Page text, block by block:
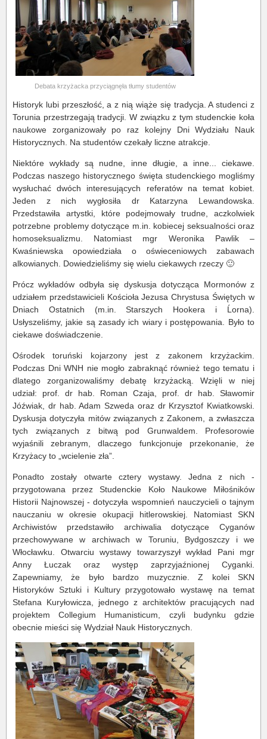
Debata krzyżacka przyciągnęła tłumy studentów
Historyk lubi przeszłość, a z nią wiąże się tradycja. A studenci z
Torunia przestrzegają tradycji. W związku z tym studenckie koła
naukowe zorganizowały po raz kolejny Dni Wydziału Nauk
Historycznych. Na studentów czekały liczne atrakcje.
Niektóre wykłady są nudne, inne długie, a inne... ciekawe.
Podczas naszego historycznego święta studenckiego mogliśmy
wysłuchać dwóch interesujących referatów na temat kobiet.
Jeden z nich wygłosiła dr Katarzyna Lewandowska.
Przedstawiła artystki, które podejmowały trudne, aczkolwiek
potrzebne problemy dotyczące m.in. kobiecej seksualności oraz
homoseksualizmu. Natomiast mgr Weronika Pawlik –
Kwaśniewska opowiedziała o oświeceniowych zabawach
alkowianych. Dowiedzieliśmy się wielu ciekawych rzeczy 🙂
Prócz wykładów odbyła się dyskusja dotycząca Mormonów z
udziałem przedstawicieli Kościoła Jezusa Chrystusa Świętych w
Dniach Ostatnich (m.in. Starszych Hookera i Ĺorna).
Usłyszeliśmy, jakie są zasady ich wiary i postępowania. Było to
ciekawe doświadczenie.
Ośrodek toruński kojarzony jest z zakonem krzyżackim.
Podczas Dni WNH nie mogło zabraknąć również tego tematu i
dlatego zorganizowaliśmy debatę krzyżacką. Wzięli w niej
udział: prof. dr hab. Roman Czaja, prof. dr hab. Sławomir
Jóźwiak, dr hab. Adam Szweda oraz dr Krzysztof Kwiatkowski.
Dyskusja dotyczyła mitów związanych z Zakonem, a zwłaszcza
tych związanych z bitwą pod Grunwaldem. Profesorowie
wyjaśnili zebranym, dlaczego funkcjonuje przekonanie, że
Krzyżacy to „wcielenie zła”.
Ponadto zostały otwarte cztery wystawy. Jedna z nich -
przygotowana przez Studenckie Koło Naukowe Miłośników
Historii Najnowszej - dotyczyła wspomnień nauczycieli o tajnym
nauczaniu w okresie okupacji hitlerowskiej. Natomiast SKN
Archiwistów przedstawiło archiwalia dotyczące Cyganów
przechowywane w archiwach w Toruniu, Bydgoszczy i we
Włocławku. Otwarciu wystawy towarzyszył wykład Pani mgr
Anny Łuczak oraz występ zaprzyjaźnionej Cyganki.
Zapewniamy, że było bardzo muzycznie. Z kolei SKN
Historyków Sztuki i Kultury przygotowało wystawę na temat
Stefana Kuryłowicza, jednego z architektów pracujących nad
projektem Collegium Humanisticum, czyli budynku gdzie
obecnie mieści się Wydział Nauk Historycznych.